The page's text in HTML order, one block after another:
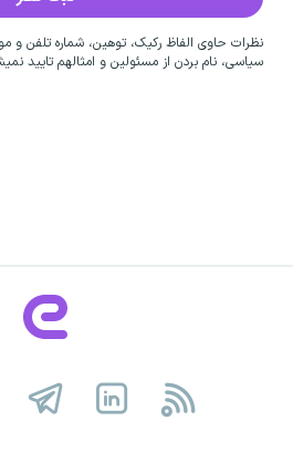
نظرات حاوی الفاظ رکیک، توهین، شماره تلفن و
سیاسی، نام بردن از مسئولین و امثالهم تایید